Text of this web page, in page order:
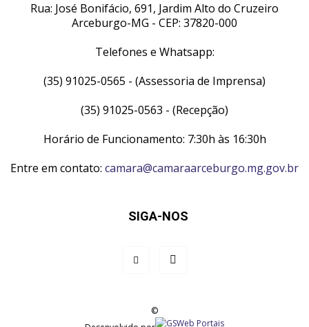
Rua: José Bonifácio, 691, Jardim Alto do Cruzeiro
Arceburgo-MG - CEP: 37820-000
Telefones e Whatsapp:
(35) 91025-0565 - (Assessoria de Imprensa)
(35) 91025-0563 - (Recepção)
Horário de Funcionamento: 7:30h às 16:30h
Entre em contato: camara@camaraarceburgo.mg.gov.br
SIGA-NOS
©